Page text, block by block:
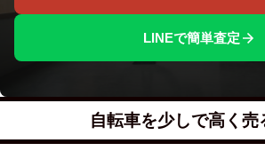
LINEで簡単査定
自転車を少しで高く売